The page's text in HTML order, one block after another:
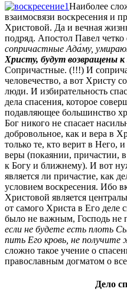
Наиболее
взаимосвязи воскресения и
Христовой. Да и вечная
подряд. Апостол Павел четко
сопричастные Ада́му,
Христу, будут возвращены
Сопричастные. (!!!) И
человечество, а вот Христу
люди. И избирательность
дела спасения, которое
подавляющее большинство
Бог никого не спасает
добровольное, как и вера в
только те, кто верит в Него,
веры (покаянии, причастии,
к Богу и ближнему). И вот
является ли причастие, как
условием воскресения. Ибо
Христовой является
от самого Христа в Его деле
было не важным, Господь не
если не будете есть плоть
пить Его кровь, не получите
сложно такое учение о
православным догматом о
Дело